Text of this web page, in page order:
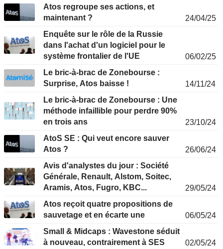
Atos regroupe ses actions, et
maintenant ?
24/04/25
Enquête sur le rôle de la Russie
dans l'achat d'un logiciel pour le
système frontalier de l'UE
06/02/25
Le bric-à-brac de Zonebourse :
Surprise, Atos baisse !
14/11/24
Le bric-à-brac de Zonebourse : Une
méthode infaillible pour perdre 90%
en trois ans
23/10/24
AtoS SE : Qui veut encore sauver
Atos ?
26/06/24
Avis d'analystes du jour : Société
Générale, Renault, Alstom, Soitec,
Aramis, Atos, Fugro, KBC...
29/05/24
Atos reçoit quatre propositions de
sauvetage et en écarte une
06/05/24
Small & Midcaps : Wavestone séduit
à nouveau, contrairement à SES
02/05/24